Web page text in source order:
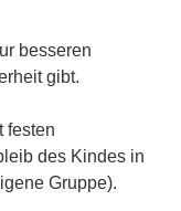
besseren
gibt.
festen
des Kindes in
Gruppe).